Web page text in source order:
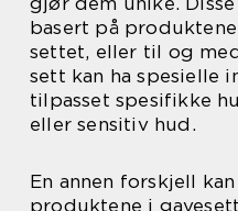
basert på
settet, eller til og
sett kan ha spesielle
tilpasset spesifikke
eller sensitiv hud.
En annen forskjell
produktene i